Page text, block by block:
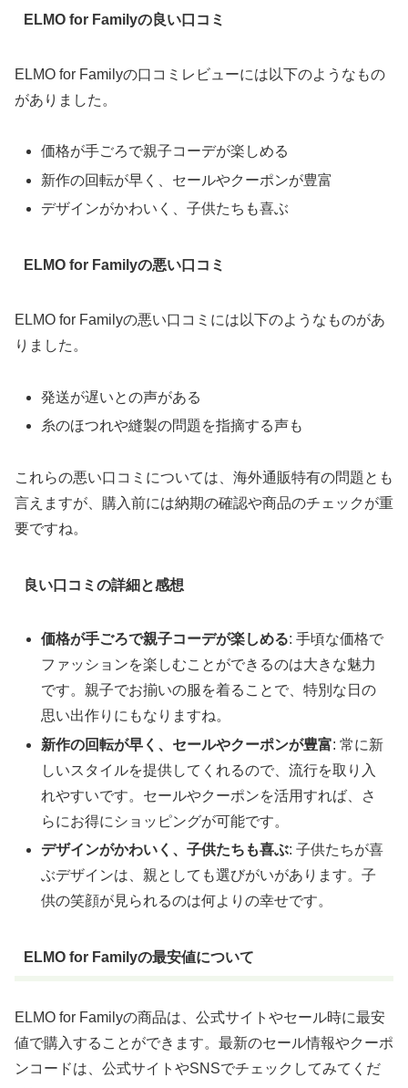
ELMO for Familyの良い口コミ
ELMO for Familyの口コミレビューには以下のようなもの
がありました。
価格が手ごろで親子コーデが楽しめる
新作の回転が早く、セールやクーポンが豊富
デザインがかわいく、子供たちも喜ぶ
ELMO for Familyの悪い口コミ
ELMO for Familyの悪い口コミには以下のようなものがあ
りました。
発送が遅いとの声がある
糸のほつれや縫製の問題を指摘する声も
これらの悪い口コミについては、海外通販特有の問題とも
言えますが、購入前には納期の確認や商品のチェックが重
要ですね。
良い口コミの詳細と感想
価格が手ごろで親子コーデが楽しめる: 手頃な価格で
ファッションを楽しむことができるのは大きな魅力
です。親子でお揃いの服を着ることで、特別な日の
思い出作りにもなりますね。
新作の回転が早く、セールやクーポンが豊富: 常に新
しいスタイルを提供してくれるので、流行を取り入
れやすいです。セールやクーポンを活用すれば、さ
らにお得にショッピングが可能です。
デザインがかわいく、子供たちも喜ぶ: 子供たちが喜
ぶデザインは、親としても選びがいがあります。子
供の笑顔が見られるのは何よりの幸せです。
ELMO for Familyの最安値について
ELMO for Familyの商品は、公式サイトやセール時に最安
値で購入することができます。最新のセール情報やクーポ
ンコードは、公式サイトやSNSでチェックしてみてくだ